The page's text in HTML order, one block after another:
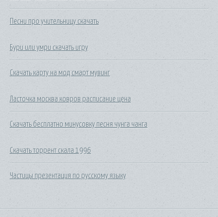
Песни про учительницу скачать
Бури или умри скачать игру
Скачать карту на мод смарт мувинг
Ласточка москва ковров расписание цена
Скачать бесплатно минусовку песня чунга чанга
Скачать торрент скала 1996
Частицы презентация по русскому языку